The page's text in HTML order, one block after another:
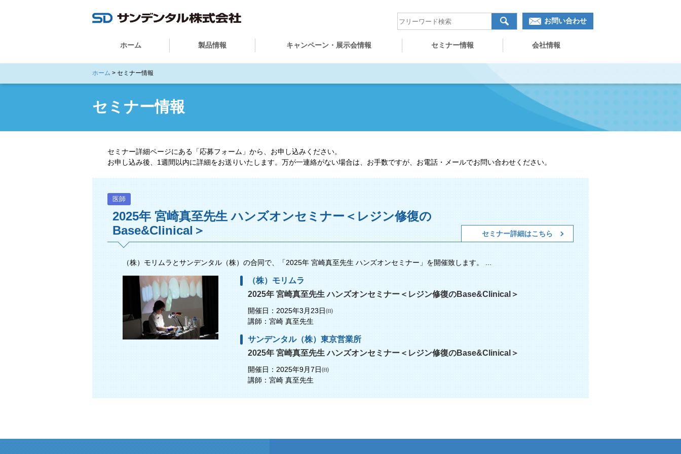
ホーム 製品情報 キャンペーン・展示会情報 セミナー情報 会社情報
お問い合わせ
ホーム > セミナー情報
セミナー情報
セミナー詳細ページにある「応募フォーム」から、お申し込みください。
お申し込み後、1週間以内に詳細をお送りいたします。万が一連絡がない場合は、お手数ですが、お電話・メールでお問い合わせください。
医師
2025年 宮崎真至先生 ハンズオンセミナー＜レジン修復の
Base&Clinical＞
セミナー詳細はこちら
（株）モリムラとサンデンタル（株）の合同で、「2025年 宮崎真至先生 ハンズオンセミナー」を開催致します。 ...
（株）モリムラ
2025年 宮崎真至先生 ハンズオンセミナー＜レジン修復のBase&Clinical＞
開催日：2025年3月23日㈰
講師：宮崎 真至先生
サンデンタル（株）東京営業所
2025年 宮崎真至先生 ハンズオンセミナー＜レジン修復のBase&Clinical＞
開催日：2025年9月7日㈰
講師：宮崎 真至先生